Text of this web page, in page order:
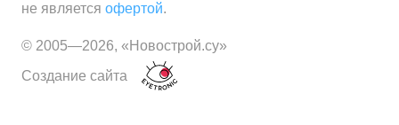
не является офертой.
© 2005—2026, «Новострой.су»
Создание сайта